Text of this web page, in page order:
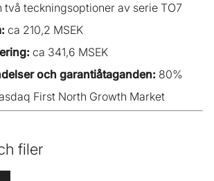
två teckningsoptioner av serie TO7
ca 210,2 MSEK
ca 341,6 MSEK
och garantiåtaganden: 80%
First North Growth Market
filer